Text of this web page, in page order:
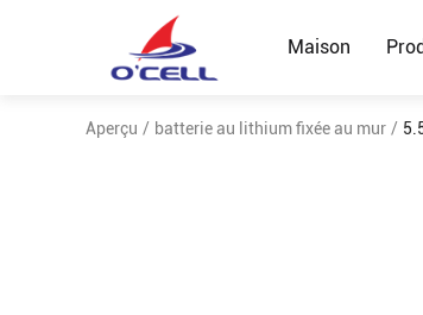
Maison
Aperçu / batterie au lithium fixée au mur /